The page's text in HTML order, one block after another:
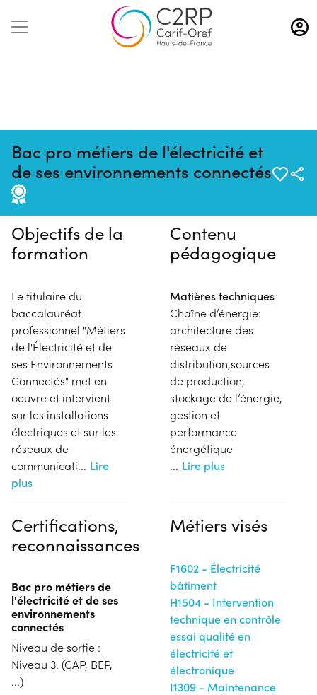
Aller
au
contenu
Bac pro métiers de l'électricité et
de ses environnements connectés
Pas de session programmée en
Objectifs de la
formation
Le titulaire du
baccalauréat
professionnel "Métiers
de l'Électricité et de
ses Environnements
Connectés" met en
oeuvre et intervient
sur les installations
électriques et sur les
réseaux de
communicati... Lire
plus
Contenu
pédagogique
Matières techniques
Chaîne d’énergie:
architecture des
réseaux de
distribution,sources
de production,
stockage de l’énergie,
gestion et
performance
énergétique
... Lire plus
Certifications,
reconnaissances
Bac pro métiers de
l'électricité et de ses
environnements
connectés
Niveau de sortie :
Niveau 3. (CAP, BEP,
...)
Métiers visés
F1602 - Électricité
bâtiment
H1504 - Intervention
technique en contrôle
essai qualité en
électricité et
électronique
I1309 - Maintenance